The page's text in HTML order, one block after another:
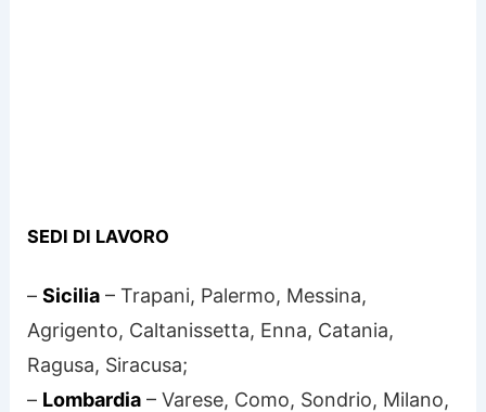
SEDI DI LAVORO
–Sicilia – Trapani, Palermo, Messina,
Agrigento, Caltanissetta, Enna, Catania,
Ragusa, Siracusa;
– Lombardia – Varese, Como, Sondrio, Milano,